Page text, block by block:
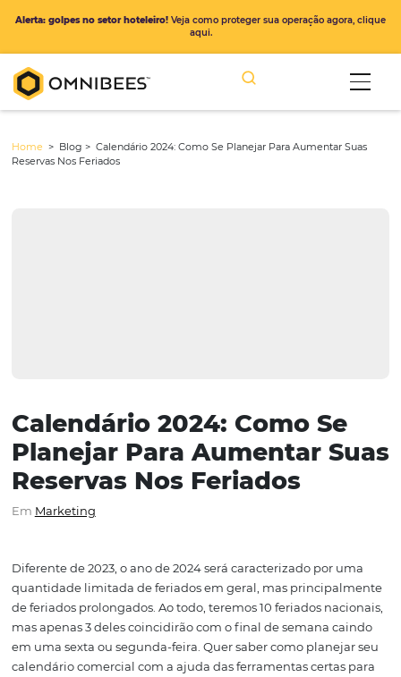
Calendário 2024: Como
Reservas Nos Feriados
Em Marketing
Diferente de 2023, o ano de 2024 será caracterizado por
Alerta: golpes no setor hoteleiro!Veja como proteger sua operação